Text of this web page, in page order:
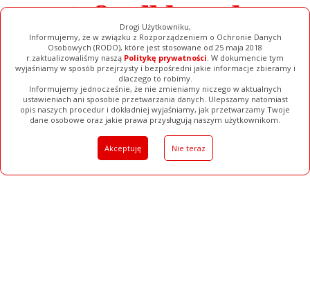
Drogi Użytkowniku,
Informujemy, że w związku z Rozporządzeniem o Ochronie Danych
Osobowych (RODO), które jest stosowane od 25 maja 2018
r.zaktualizowaliśmy naszą Politykę prywatności. W dokumencie tym
wyjaśniamy w sposób przejrzysty i bezpośredni jakie informacje zbieramy i
dlaczego to robimy.
Informujemy jednocześnie, że nie zmieniamy niczego w aktualnych
ustawieniach ani sposobie przetwarzania danych. Ulepszamy natomiast
opis naszych procedur i dokładniej wyjaśniamy, jak przetwarzamy Twoje
dane osobowe oraz jakie prawa przysługują naszym użytkownikom.
Akceptuję Nie teraz
Ogłoszenia Filmy Galerie Baza Firm Pełna Wersja